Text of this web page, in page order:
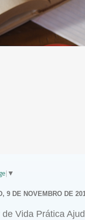
▼
9 DE NOVEMBRO DE
de Vida Prática